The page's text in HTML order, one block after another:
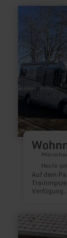
Heute
Auf dem
Verfügung.
zu:
Kalterherberg
mehr
erfahren
zu: